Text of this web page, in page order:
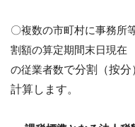
〇複数の市町村に事務所
割額の算定期間末日現在
の従業者数で分割（按
計算します。